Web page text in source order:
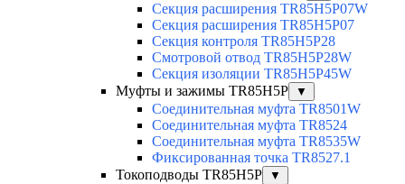
Секция расширения TR85H5P07W
Секция расширения TR85H5P07
Секция контроля TR85H5P28
Смотровой отвод TR85H5P28W
Секция изоляции TR85H5P45W
Муфты и зажимы TR85H5P
▼
Соединительная муфта TR8501W
Соединительная муфта TR8524
Соединительная муфта TR8535W
Фиксированная точка TR8527.1
Токоподводы TR85H5P
▼